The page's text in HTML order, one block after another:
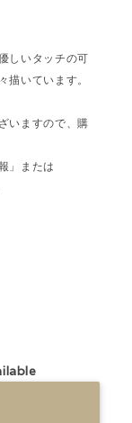
しいタッチの可
描いています。
いますので、購
」または